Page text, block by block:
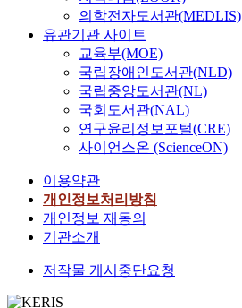
의학전자도서관(MEDLIS)
유관기관 사이트
교육부(MOE)
국립장애인도서관(NLD)
국립중앙도서관(NL)
국회도서관(NAL)
연구윤리정보포털(CRE)
사이언스온 (ScienceON)
이용약관
개인정보처리방침
개인정보 재동의
기관소개
저작물 게시중단요청